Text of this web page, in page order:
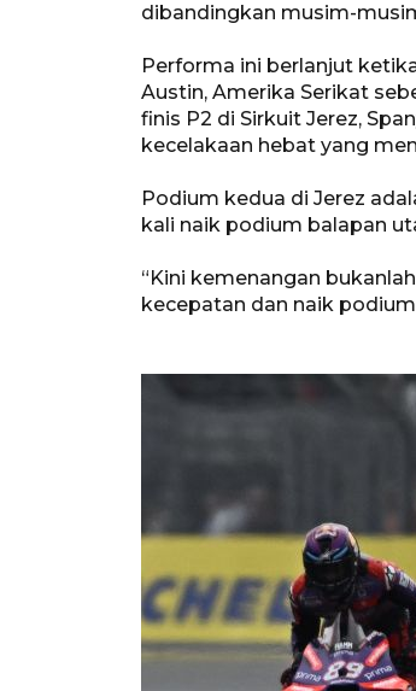
dibandingkan musim-
Performa ini berlanjut
Austin, Amerika Serikat
finis P2 di Sirkuit Jerez,
kecelakaan hebat yang
Podium kedua di Jerez
kali naik podium balapan
“Kini kemenangan
kecepatan dan naik